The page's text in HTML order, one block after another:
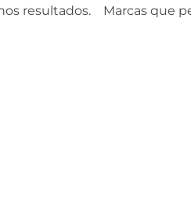
resultados. Marcas que